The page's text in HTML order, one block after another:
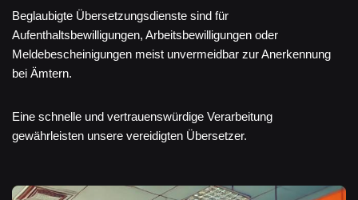
Beglaubigte Übersetzungsdienste sind für
Aufenthaltsbewilligungen, Arbeitsbewilligungen oder
Meldebescheinigungen meist unvermeidbar zur Anerkennung
bei Ämtern.
Eine schnelle und vertrauenswürdige Verarbeitung
gewährleisten unsere vereidigten Übersetzer.